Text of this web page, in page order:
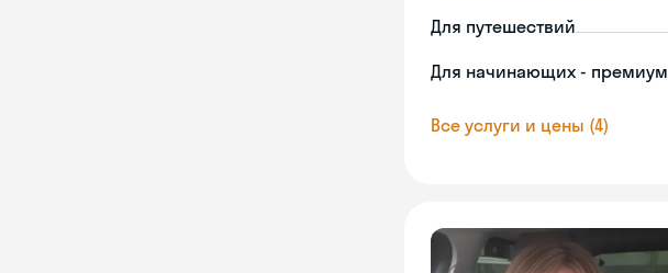
Для путешествий
Для начинающих - премиум
Все услуги и цены (4)